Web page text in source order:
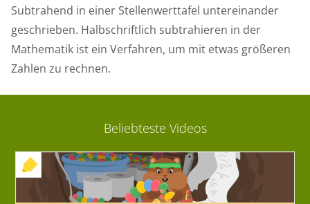
Subtrahend in einer Stellenwerttafel untereinander
geschrieben. Halbschriftlich subtrahieren in der
Mathematik ist ein Verfahren, um mit etwas größeren
Zahlen zu rechnen.
Beliebteste Videos
+ INTERAKTIVE ÜBUNG